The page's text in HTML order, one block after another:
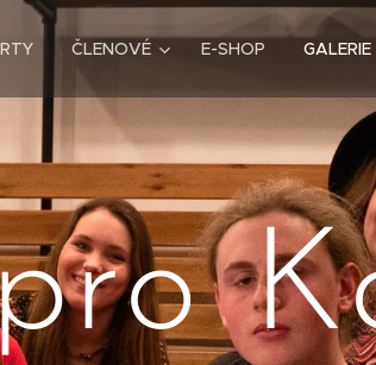
ČLENOVÉ E-SHOP GALERIE